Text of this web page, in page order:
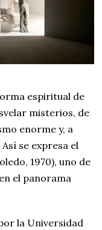
espiritual de
misterios, de
enorme y, a
se expresa el
1970), uno de
el panorama
la Universidad